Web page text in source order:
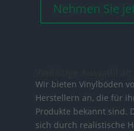
Nehmen Sie
Wir bieten Vinylböden
Herstellern an, die für
Produkte bekannt sind.
sich durch realistische